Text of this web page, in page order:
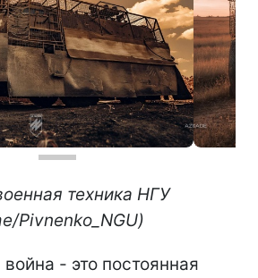
техника НГУ
Pivnenko_NGU)
- это постоянная